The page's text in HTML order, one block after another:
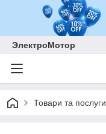
ЭлектроМотор
Товари та послуги